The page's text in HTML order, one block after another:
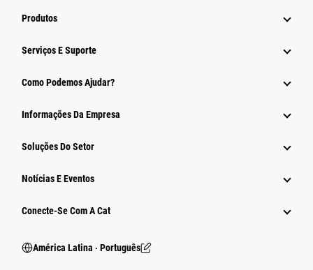
Produtos
Serviços E Suporte
Como Podemos Ajudar?
Informações Da Empresa
Soluções Do Setor
Notícias E Eventos
Conecte-Se Com A Cat
América Latina ‧ Português